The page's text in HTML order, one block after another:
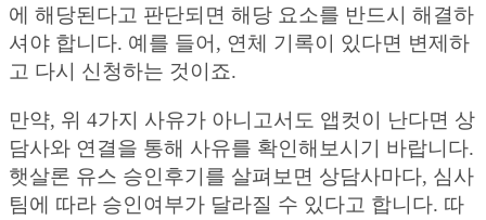
에 해당된다고 판단되면 해당 요소를 반드시 해결하
셔야 합니다. 예를 들어, 연체 기록이 있다면 변제하
고 다시 신청하는 것이죠.
만약, 위 4가지 사유가 아니고서도 앱컷이 난다면 상
담사와 연결을 통해 사유를 확인해보시기 바랍니다.
햇살론 유스 승인후기를 살펴보면 상담사마다, 심사
팀에 따라 승인여부가 달라질 수 있다고 합니다. 따